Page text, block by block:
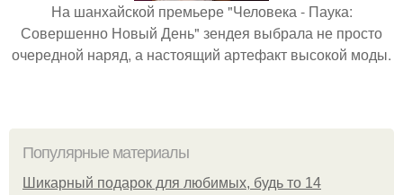
На шанхайской премьере "Человека - Паука:
Совершенно Новый День" зендея выбрала не просто
очередной наряд, а настоящий артефакт высокой моды.
Популярные материалы
Шикарный подарок для любимых, будь то 14